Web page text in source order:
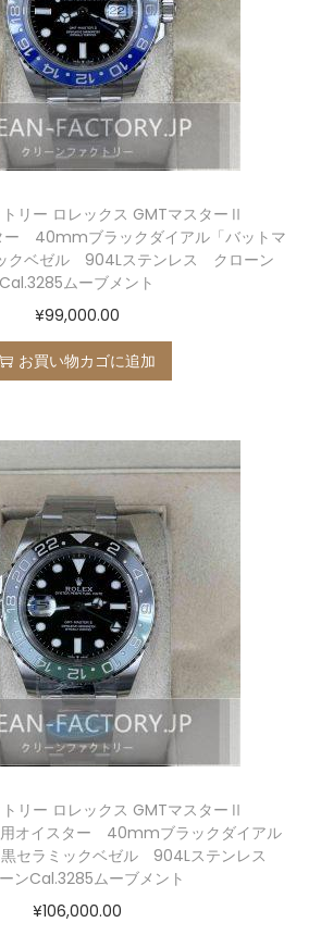
トリー ロレックス GMTマスターⅡ
ー 40mmブラックダイアル「バットマ
クベゼル 904Lステンレス クローン
Cal.3285ムーブメント
¥99,000.00
お買い物カゴに追加
トリー ロレックス GMTマスターⅡ
オイスター 40mmブラックダイアル
/黒セラミックベゼル 904Lステンレス
ンCal.3285ムーブメント
¥106,000.00